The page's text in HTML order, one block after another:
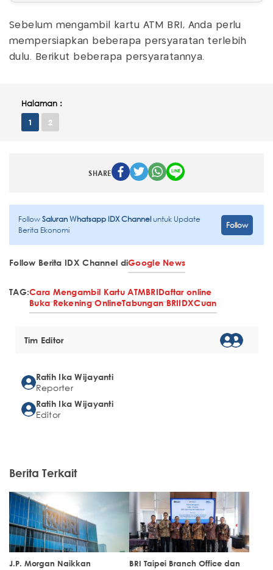
Sebelum mengambil kartu ATM BRI, Anda perlu
mempersiapkan beberapa persyaratan terlebih
dulu. Berikut beberapa persyaratannya.
Halaman :
1 2
SHARE
FollowSaluran Whatsapp IDX Channeluntuk Update
Berita Ekonomi
Follow
Follow Berita IDX Channel diGoogle News
TAG:Cara Mengambil Kartu ATMBRIDaftar online
Buka Rekening OnlineTabungan BRIIDXCuan
Tim Editor
Ratih Ika Wijayanti
Reporter
Ratih Ika Wijayanti
Editor
Berita Terkait
J.P. Morgan Naikkan
BRI Taipei Branch Office dan